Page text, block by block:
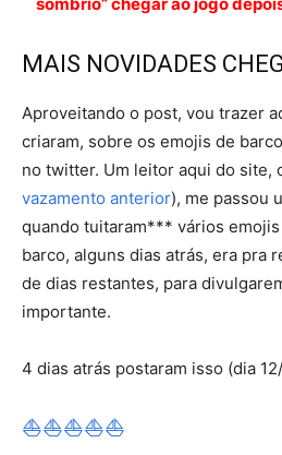
MAIS NOVIDADES
Aproveitando o post, vou trazer
criaram, sobre os emojis de
no twitter. Um leitor aqui do site,
vazamento anterior), me passou
quando tuitaram*** vários
barco, alguns dias atrás, era pra
de dias restantes, para
importante.
4 dias atrás postaram isso (dia
⛵⛵⛵⛵⛵